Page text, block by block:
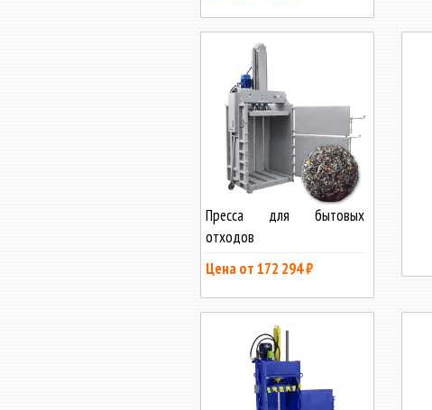
Пресса для бытовых
отходов
Цена от 172 294 ₽